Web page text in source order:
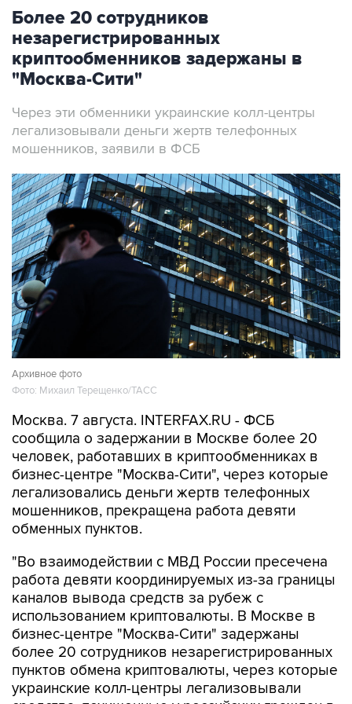
Более 20 сотрудников
незарегистрированных
криптообменников задержаны в
"Москва-Сити"
Через эти обменники украинские колл-центры
легализовывали деньги жертв телефонных
мошенников, заявили в ФСБ
Архивное фото
Фото: Михаил Терещенко/ТАСС
Москва. 7 августа. INTERFAX.RU - ФСБ
сообщила о задержании в Москве более 20
человек, работавших в криптообменниках в
бизнес-центре "Москва-Сити", через которые
легализовались деньги жертв телефонных
мошенников, прекращена работа девяти
обменных пунктов.
"Во взаимодействии с МВД России пресечена
работа девяти координируемых из-за границы
каналов вывода средств за рубеж с
использованием криптовалюты. В Москве в
бизнес-центре "Москва-Сити" задержаны
более 20 сотрудников незарегистрированных
пунктов обмена криптовалюты, через которые
украинские колл-центры легализовывали